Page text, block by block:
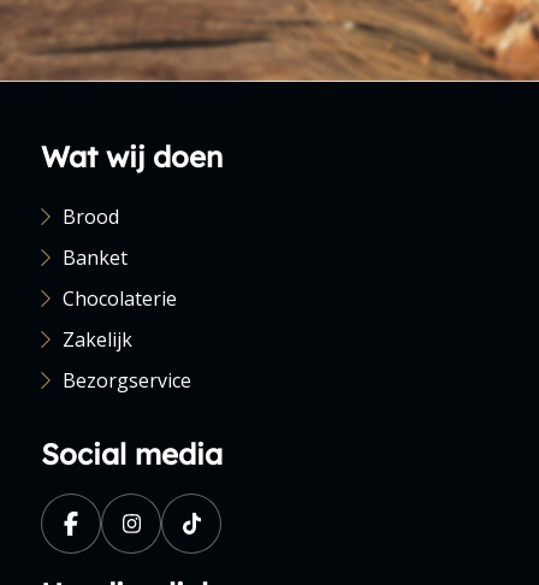
Wat wij doen
Brood
Banket
Chocolaterie
Zakelijk
Bezorgservice
Social media